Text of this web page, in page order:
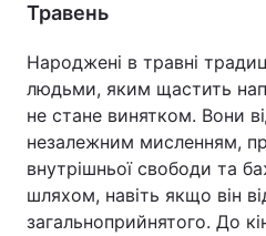
Травень
Народжені в травні
людьми, яким щастить
не стане винятком. Вони
незалежним мисленням,
внутрішньої свободи та
шляхом, навіть якщо він
загальноприйнятого. До